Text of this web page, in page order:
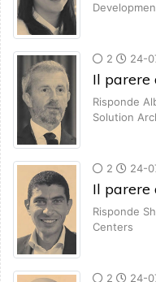
2 24-
Il parere
Risponde
Solution
2 24-
Il parere
Risponde
Centers
2 24-